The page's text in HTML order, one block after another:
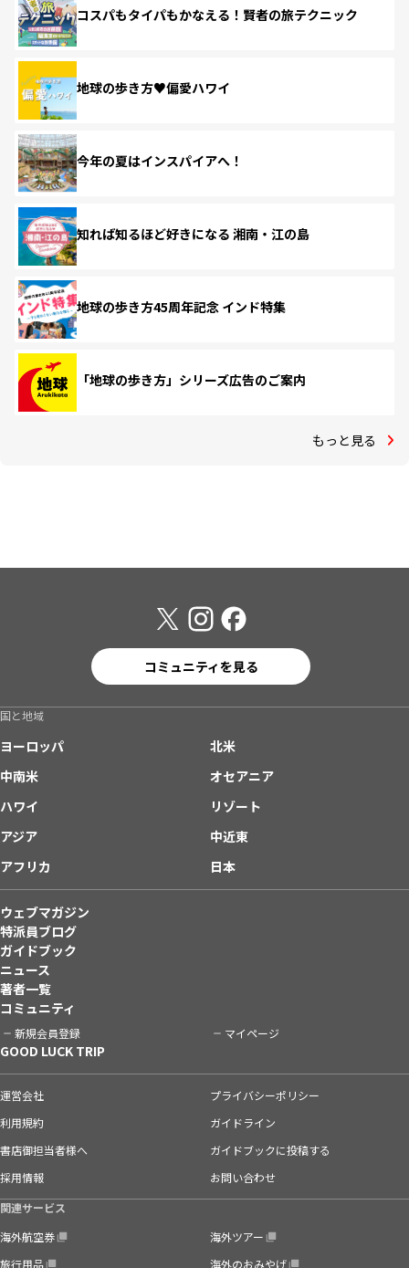
コスパもタイパもかなえる！賢者の旅テクニック
地球の歩き方♥偏愛ハワイ
今年の夏はインスパイアへ！
知れば知るほど好きになる 湘南・江の島
地球の歩き方45周年記念 インド特集
「地球の歩き方」シリーズ広告のご案内
もっと見る
コミュニティを見る
国と地域
ヨーロッパ
北米
中南米
オセアニア
ハワイ
リゾート
アジア
中近東
アフリカ
日本
ウェブマガジン
特派員ブログ
ガイドブック
ニュース
著者一覧
コミュニティ
新規会員登録 マイページ
GOOD LUCK TRIP
運営会社
プライバシーポリシー
利用規約
ガイドライン
書店御担当者様へ
ガイドブックに投稿する
採用情報
お問い合わせ
関連サービス
海外航空券
海外ツアー
旅行用品
海外のおみやげ